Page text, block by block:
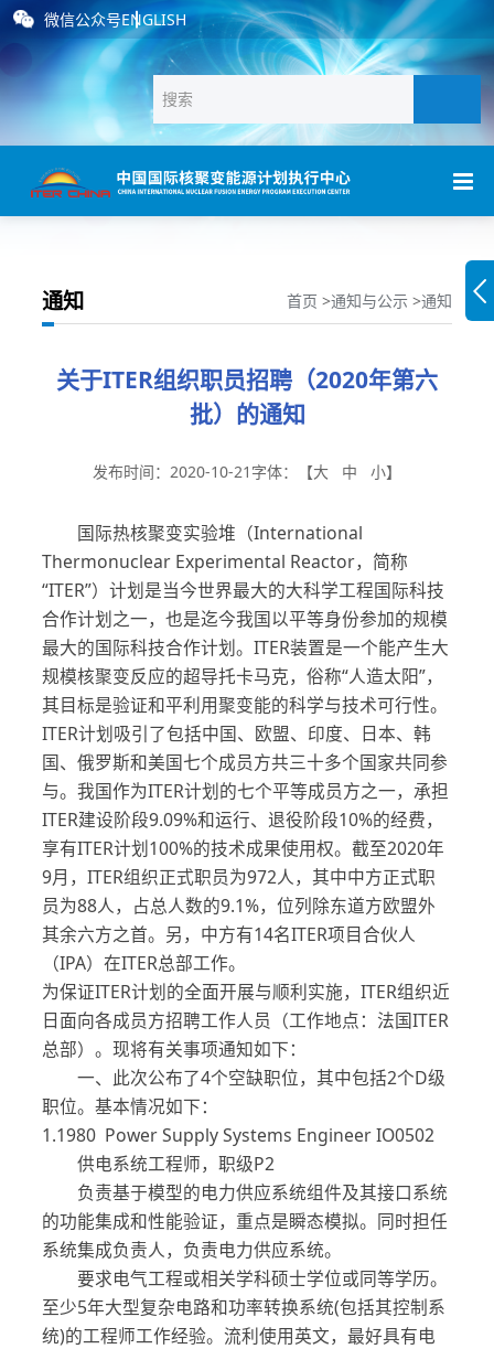
微信公众号ENGLISH
通知 首页 >通知与公示>通知
关于ITER组织职员招聘（2020年第六
批）的通知
发布时间：2020-10-21 字体：【大 中 小】
国际热核聚变实验堆（International
Thermonuclear Experimental Reactor，简称
“ITER”）计划是当今世界最大的大科学工程国际科技
合作计划之一，也是迄今我国以平等身份参加的规模
最大的国际科技合作计划。ITER装置是一个能产生大
规模核聚变反应的超导托卡马克，俗称“人造太阳”，
其目标是验证和平利用聚变能的科学与技术可行性。
ITER计划吸引了包括中国、欧盟、印度、日本、韩
国、俄罗斯和美国七个成员方共三十多个国家共同参
与。我国作为ITER计划的七个平等成员方之一，承担
ITER建设阶段9.09%和运行、退役阶段10%的经费，
享有ITER计划100%的技术成果使用权。截至2020年
9月，ITER组织正式职员为972人，其中中方正式职
员为88人，占总人数的9.1%，位列除东道方欧盟外
其余六方之首。另，中方有14名ITER项目合伙人
（IPA）在ITER总部工作。
为保证ITER计划的全面开展与顺利实施，ITER组织近
日面向各成员方招聘工作人员（工作地点：法国ITER
总部）。现将有关事项通知如下：
一、此次公布了4个空缺职位，其中包括2个D级
职位。基本情况如下：
1.1980 Power Supply Systems Engineer IO0502
供电系统工程师，职级P2
负责基于模型的电力供应系统组件及其接口系统
的功能集成和性能验证，重点是瞬态模拟。同时担任
系统集成负责人，负责电力供应系统。
要求电气工程或相关学科硕士学位或同等学历。
至少5年大型复杂电路和功率转换系统(包括其控制系
统)的工程师工作经验。流利使用英文，最好具有电